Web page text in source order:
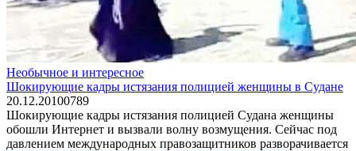
Необычное и интересное
Шокирующие кадры истязания полицией женщины в Судане
20.12.20100789
Шокирующие кадры истязания полицией Судана женщины
обошли Интернет и вызвали волну возмущения. Сейчас под
давлением международных правозащитников разворачивается